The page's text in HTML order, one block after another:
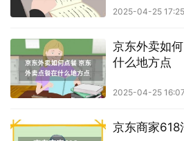
2025-04-25
京东外卖如
什么地方点
2025-04-25
京东商家618